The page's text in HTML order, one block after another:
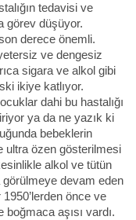
tedavisi ve
görev düşüyor.
derece önemli.
ve dengesiz
sigara ve alkol gibi
ikiye katlıyor.
dahi bu hastalığı
ya da ne yazık ki
bebeklerin
ultra özen gösterilmesi
alkol ve tütün
görülmeye devam eden
1950’lerden önce ve
boğmaca aşısı vardı.